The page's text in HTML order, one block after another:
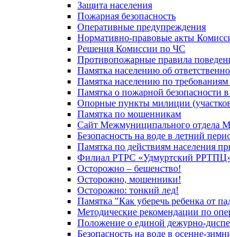
Защита населения
Пожарная безопасность
Оперативные предупреждения
Нормативно-правовые акты
Решения Комиссии по ЧС
Противопожарные правила
Памятка населению об
Памятка населению по
Памятка о пожарной безопасности
Опорные пункты милиции
Памятка по мошенникам
Сайт Межмуниципального отдела
Безопасность на воде в летний
Памятка по действиям населения
Филиал РТРС «Удмуртский РРТПЦ»:
Осторожно – бешенство!
Осторожно, мошенники!
Осторожно: тонкий лед!
Памятка "Как уберечь ребенка от
Методические рекомендации по
Положение о единой дежурно-
Безопасность на воде в осенне-